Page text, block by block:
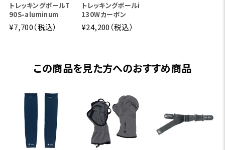
トレッキングポールT
90S-aluminum
¥7,700（税込）
トレッキングポールi
130Wカーボン
¥24,200（税込）
この商品を見た方へのおすすめ商品